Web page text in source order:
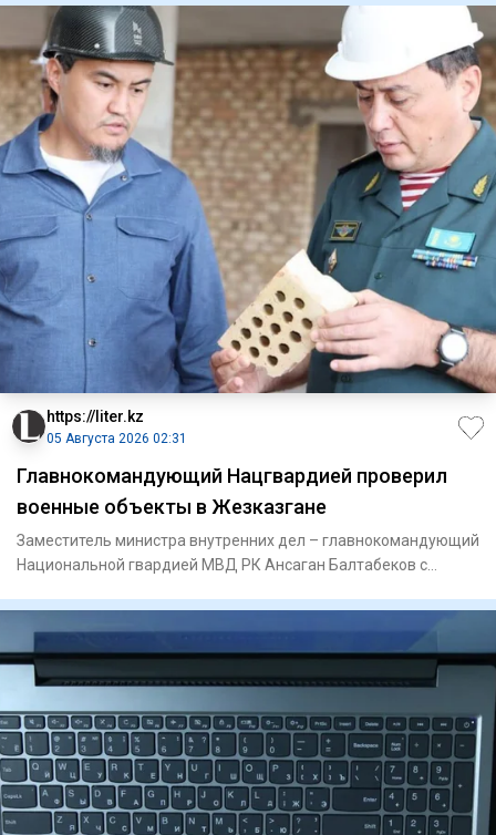
https://liter.kz
05 Августа 2026 02:31
Главнокомандующий Нацгвардией проверил
военные объекты в Жезказгане
Заместитель министра внутренних дел – главнокомандующий
Национальной гвардией МВД РК Ансаган Балтабеков с